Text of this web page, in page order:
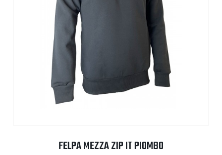
FELPA MEZZA ZIP IT PIOMBO